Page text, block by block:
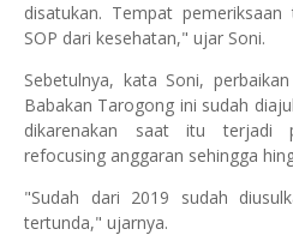
disatukan. Tempat
SOP dari kesehatan," ujar Soni.
Sebetulnya, kata Soni,
Babakan Tarogong ini sudah
dikarenakan saat itu terjadi
refocusing anggaran sehingga
"Sudah dari 2019 sudah
tertunda," ujarnya.